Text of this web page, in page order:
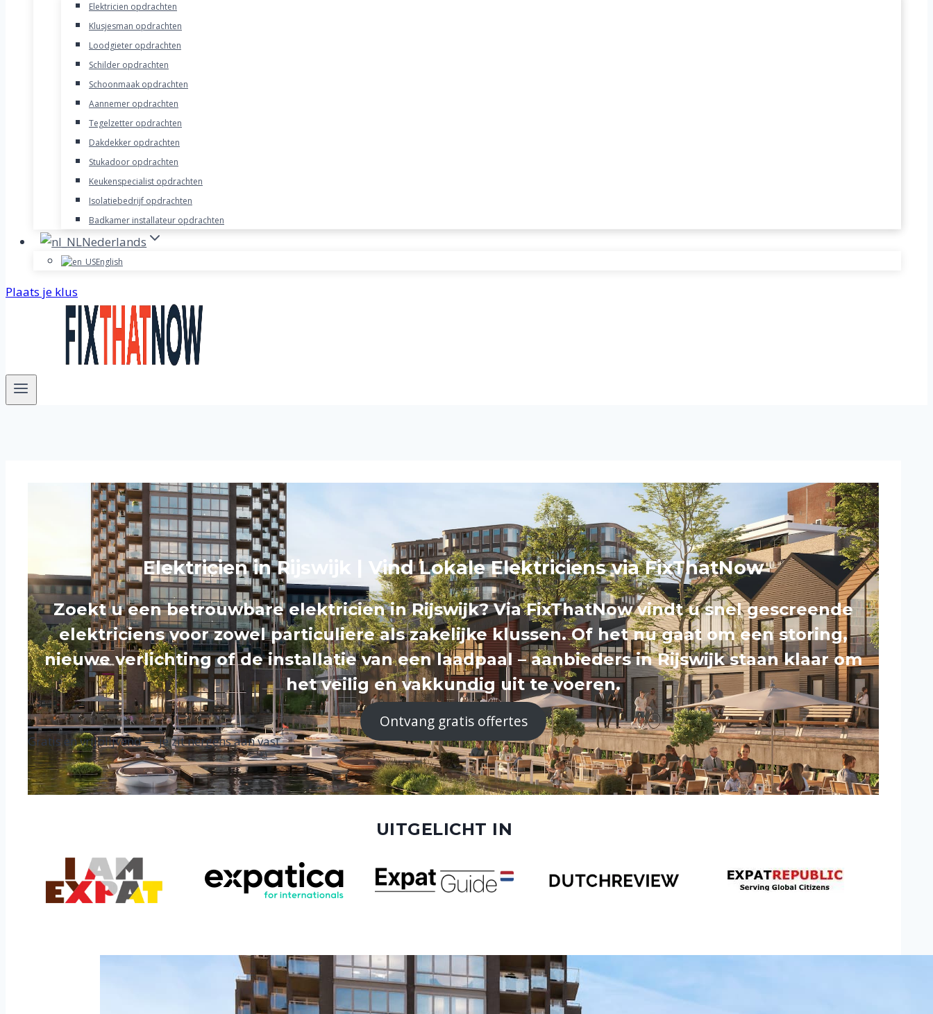
Elektricien opdrachten
Klusjesman opdrachten
Loodgieter opdrachten
Schilder opdrachten
Schoonmaak opdrachten
Aannemer opdrachten
Tegelzetter opdrachten
Dakdekker opdrachten
Stukadoor opdrachten
Keukenspecialist opdrachten
Isolatiebedrijf opdrachten
Badkamer installateur opdrachten
Nederlands
English
Plaats je klus
Elektricien in Rijswijk | Vind Lokale Elektriciens via FixThatNow
Zoekt u een betrouwbare elektricien in Rijswijk? Via FixThatNow vindt u snel gescreende
elektriciens voor zowel particuliere als zakelijke klussen. Of het nu gaat om een storing,
nieuwe verlichting of de installatie van een laadpaal – aanbieders in Rijswijk staan klaar om
het veilig en vakkundig uit te voeren.
Ontvang gratis offertes
Gratis en vrijblijvend — je zit nergens aan vast
UITGELICHT IN